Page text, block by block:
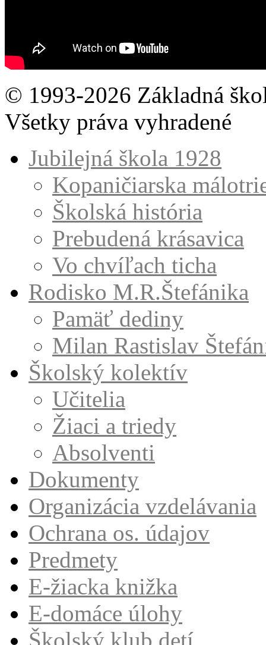
© 1993-2026 Základná
Všetky práva vyhradené
Jubilejná škola 1928
Kopaničiarska
Školská história
Prebudená krásavica
Vo chvíľach ticha
Rodisko M.R.Štefánika
Pamäť dediny
Milan Rastislav
Školský kolektív
Učitelia
Žiaci a triedy
Absolventi
Dokumenty
Organizácia vzdelávania
Ochrana os. údajov
Predmety
E-žiacka knižka
E-domáce úlohy
Školský klub detí